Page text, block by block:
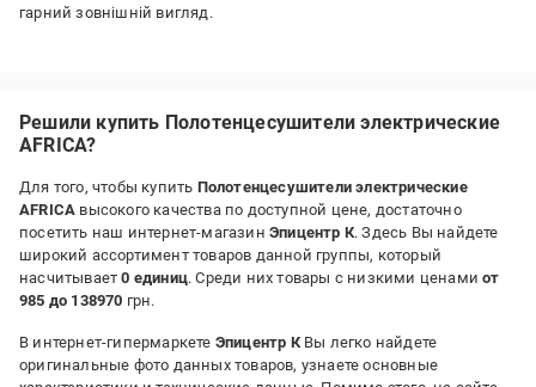
гарний зовнішній вигляд.
Недостатки:
Решили купить Полотенцесушители электрические
AFRICA?
Для того, чтобы купить Полотенцесушители электрические
AFRICA высокого качества по доступной цене, достаточно
посетить наш интернет-магазин Эпицентр К. Здесь Вы найдете
широкий ассортимент товаров данной группы, который
насчитывает0 единиц. Среди них товары с низкими ценамиот
985 до 138970 грн.
В интернет-гипермаркете Эпицентр КВы легко найдете
оригинальные фото данных товаров, узнаете основные